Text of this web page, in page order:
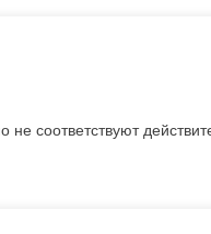
соответствуют